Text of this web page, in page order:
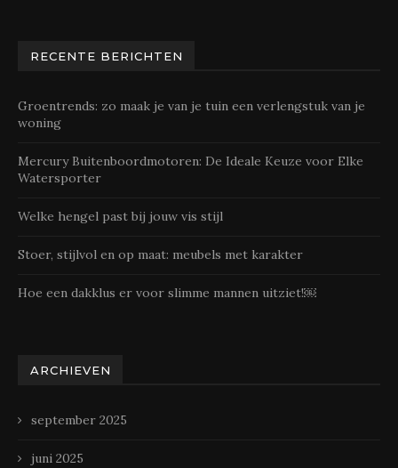
RECENTE BERICHTEN
Groentrends: zo maak je van je tuin een verlengstuk van je
woning
Mercury Buitenboordmotoren: De Ideale Keuze voor Elke
Watersporter
Welke hengel past bij jouw vis stijl
Stoer, stijlvol en op maat: meubels met karakter
Hoe een dakklus er voor slimme mannen uitziet!￼
ARCHIEVEN
september 2025
juni 2025